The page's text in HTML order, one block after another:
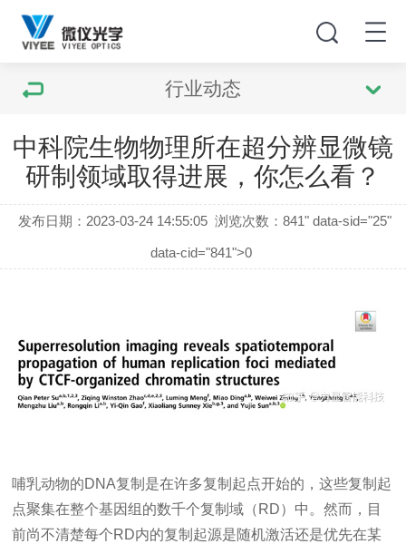
行业动态
中科院生物物理所在超分辨显微镜
研制领域取得进展，你怎么看？
发布日期：2023-03-24 14:55:05 浏览次数：841" data-sid="25"
data-cid="841">0
哺乳动物的DNA复制是在许多复制起点开始的，这些复制起
点聚集在整个基因组 的数千个复制域（RD）中。然而，目
前尚不清楚每个RD内的复制起源是随机激活还是优先在某